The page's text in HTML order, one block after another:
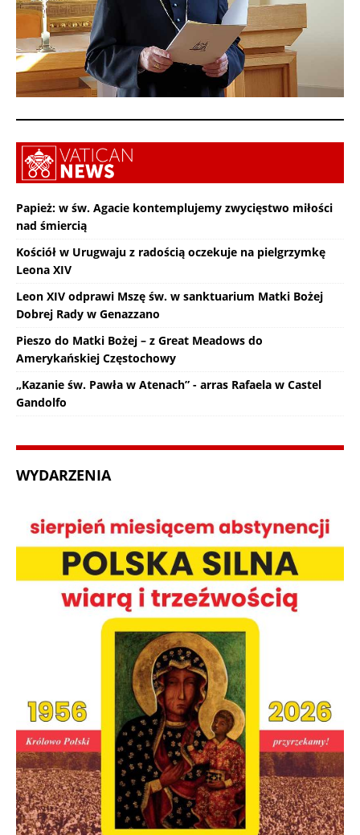
Papież: w św. Agacie kontemplujemy zwycięstwo miłości
nad śmiercią
Kościół w Urugwaju z radością oczekuje na pielgrzymkę
Leona XIV
Leon XIV odprawi Mszę św. w sanktuarium Matki Bożej
Dobrej Rady w Genazzano
Pieszo do Matki Bożej – z Great Meadows do
Amerykańskiej Częstochowy
„Kazanie św. Pawła w Atenach” - arras Rafaela w Castel
Gandolfo
WYDARZENIA